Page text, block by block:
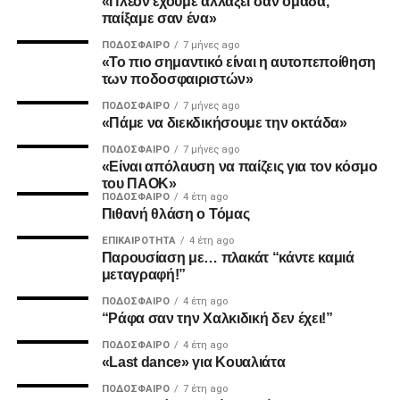
2. Την πιο σίγουρη και την πιο γρήγορη λύση για την
πολύ να δωθεί στον λαό του ΠΑΟΚ.
Και από ότι φαίνεται, ούτε γρήγοροι, ούτε σίγουροι, ούτε
ανεξάρτητοι σταθήκατε.
Επιθυμία λοιπόν του κόσμου που σας στήριξε είναι να
δωθούν ΑΜΕΣΑ αποτελέσματα και λύσεις οι οποίες
υποστηρίζονται από συμπαγής απόψεις και όχι αβάσιμες
τεκμηριώσεις και κομφούζιο καθυστερήσεων για το τι
πραγματικά συμβαίνει με την κληρονομιά του συλλόγου
παίξαμε σαν ένα»
ΠΟΔΌΣΦΑΙΡΟ 7 μήνες ago
«Το πιο σημαντικό είναι η αυτοπεποίθηση
των ποδοσφαιριστών»
ΠΟΔΌΣΦΑΙΡΟ 7 μήνες ago
«Πάμε να διεκδικήσουμε την οκτάδα»
ΠΟΔΌΣΦΑΙΡΟ 7 μήνες ago
«Είναι απόλαυση να παίζεις για τον κόσμο
του ΠΑΟΚ»
ΠΟΔΌΣΦΑΙΡΟ 4 έτη ago
Πιθανή θλάση ο Τόμας
ΕΠΙΚΑΙΡΌΤΗΤΑ 4 έτη ago
Παρουσίαση με… πλακάτ “κάντε καμιά
μεταγραφή!”
ΠΟΔΌΣΦΑΙΡΟ 4 έτη ago
“Ράφα σαν την Χαλκιδική δεν έχει!”
ΠΟΔΌΣΦΑΙΡΟ 4 έτη ago
«Last dance» για Κουαλιάτα
ΠΟΔΌΣΦΑΙΡΟ 7 έτη ago